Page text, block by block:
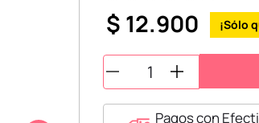
$ 12.900
Pagos con